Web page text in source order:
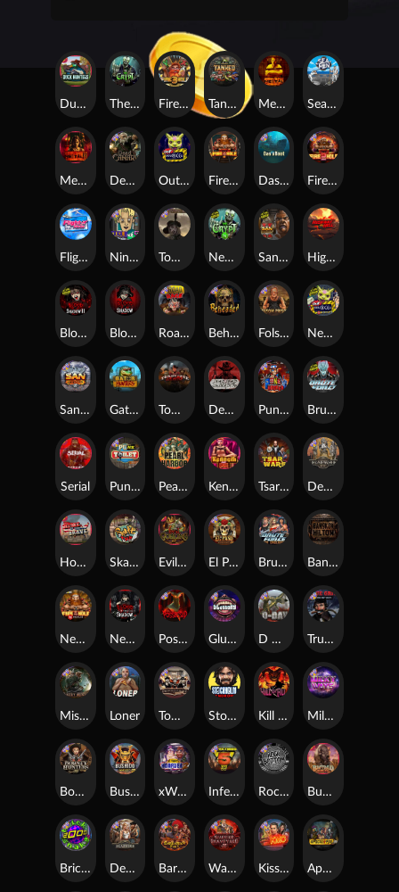
Nexus Blood & Shadow
Seamen
Kill Em All
Duck Hunters Fire in the Hole 3
Dead, Dead, or Deader
Nexus Fire In The Hole xBomb
Highway to Hell
Tsar Wars
Brute Force
Home of the Brave
Mental 2
Tombstone Slaughter
San Quentin 2: Death Row
Blood & Shadow
Blood & Shadow 2
Mental
Skate or Die
Stockholm Syndrome
The Crypt
Apocalypse Super xNudge
Outsourced
Punk Rocker 2
Deadwood R.I.P
Beheaded
Bangkok Hilton
Brute Force: Alien Onslaught
Nexus Outsourced
Nexus The Crypt
Gator Hunters
Loner
Kenneth Must Die
Tombstone RIP
Fire in the Hole 2
Tanked
Fire In The Hole xBomb
Tombstone No Mercy
Folsom Prison
Das xBoot
Kiss My Chainsaw
Rock Bottom
Road Rage
xWays Hoarder 2
Nine To Five
Bounty Hunters xNudge®
El Pasa Gunfight xNudge
Brick Snake 2000 Warrior Graveyard xNudge
Flight Mode
Barbarian Fury
Evil Goblins xBomb
San Quentin xWays
Gluttony
Serial Punk Toilet
Possessed
Deadwood xNudge
Buffalo Hunter
Milky Ways
Pearl Harbor
Infectious 5 xWays
Dead Canary
Misery Mining
True Grit Redemption
Bushido Way xNudge
D Day